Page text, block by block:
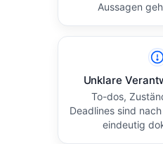
Aussagen
Unklare
To-dos,
Deadlines sind
eindeutig